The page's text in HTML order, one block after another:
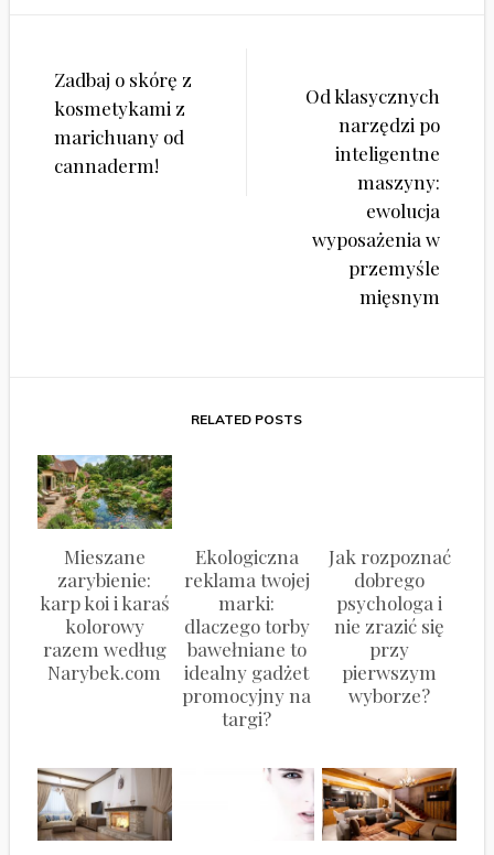
Nawigacja
wpisu
Zadbaj o skórę z
kosmetykami z
marichuany od
cannaderm!
Od klasycznych
narzędzi po
inteligentne
maszyny:
ewolucja
wyposażenia w
przemyśle
mięsnym
RELATED POSTS
Mieszane
zarybienie:
karp koi i karaś
kolorowy
razem według
Narybek.com
Ekologiczna
reklama twojej
marki:
dlaczego torby
bawełniane to
idealny gadżet
promocyjny na
targi?
Jak rozpoznać
dobrego
psychologa i
nie zrazić się
przy
pierwszym
wyborze?